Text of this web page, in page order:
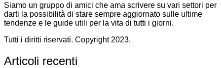
Siamo un gruppo di amici che ama scrivere su vari settori per
darti la possibilità di stare sempre aggiornato sulle ultime
tendenze e le guide utili per la vita di tutti i giorni.
Tutti i diritti riservati. Copyright 2023.
Articoli recenti